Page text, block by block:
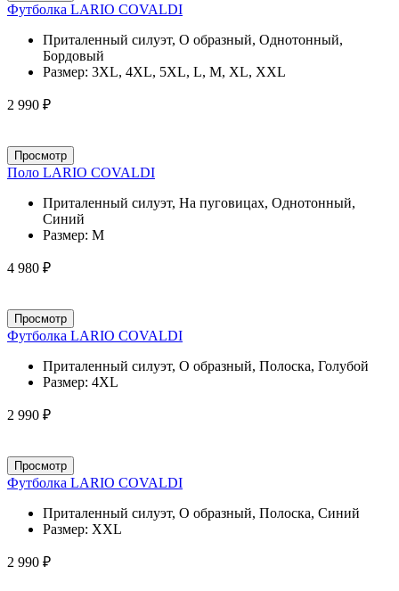
Футболка LARIO COVALDI
Приталенный силуэт, О образный, Однотонный,
Бордовый
Размер: 3XL, 4XL, 5XL, L, M, XL, XXL
2 990 ₽
Просмотр
Поло LARIO COVALDI
Приталенный силуэт, На пуговицах, Однотонный,
Синий
Размер: M
4 980 ₽
Просмотр
Футболка LARIO COVALDI
Приталенный силуэт, О образный, Полоска, Голубой
Размер: 4XL
2 990 ₽
Просмотр
Футболка LARIO COVALDI
Приталенный силуэт, О образный, Полоска, Синий
Размер: XXL
2 990 ₽